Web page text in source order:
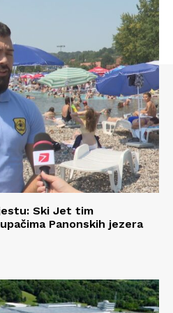
Ski Jet tim
Panonskih jezera